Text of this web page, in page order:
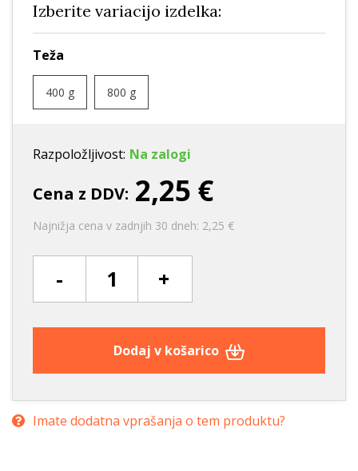
Izberite variacijo izdelka:
Teža
400 g 800 g
Razpoložljivost: Na zalogi
Cena z DDV: 2,25 €
Najnižja cena v zadnjih 30 dneh: 2,25 €
- +
Dodaj v košarico
Imate dodatna vprašanja o tem produktu?